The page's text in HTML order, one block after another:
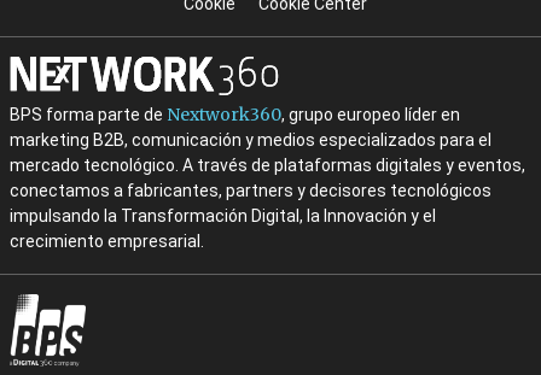
Cookie
Cookie Center
BPS forma parte de Nextwork360, grupo europeo líder en
marketing B2B, comunicación y medios especializados para el
mercado tecnológico. A través de plataformas digitales y eventos,
conectamos a fabricantes, partners y decisores tecnológicos
impulsando la Transformación Digital, la Innovación y el
crecimiento empresarial.